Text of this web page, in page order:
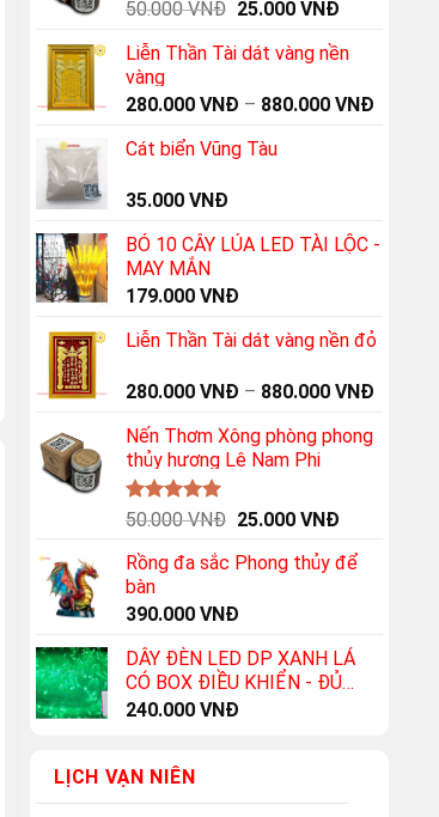
50.000VNĐ Original
was:
25.000 VNĐCurrent
is:
Liễn Thần Tài dát vàng nền
vàng
280.000 VNĐ – 880.000 VNĐ
Cát biển Vũng Tàu
35.000 VNĐ
BÓ 10 CÂY LÚA LED TÀI LỘC -
MAY MẮN
179.000 VNĐ
Liễn Thần Tài dát vàng nền đỏ
280.000 VNĐ – 880.000 VNĐ
Nến Thơm Xông phòng phong
thủy hương Lê Nam Phi
Được xếp
5 sao
50.000VNĐ Original
was:
25.000 VNĐCurrent
is:
Rồng đa sắc Phong thủy để
bàn
390.000 VNĐ
DÂY ĐÈN LED DP XANH LÁ
CÓ BOX ĐIỀU KHIỂN - ĐỦ
100M
240.000 VNĐ
LỊCH VẠN NIÊN